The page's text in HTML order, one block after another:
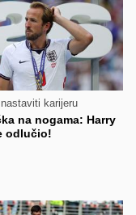
karijeru
na nogama: Harry
odlučio!